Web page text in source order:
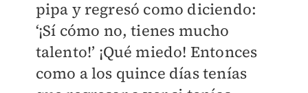
pipa y regresó como diciendo:
‘¡Sí cómo no, tienes mucho
talento!’ ¡Qué miedo! Entonces
como a los quince días tenías